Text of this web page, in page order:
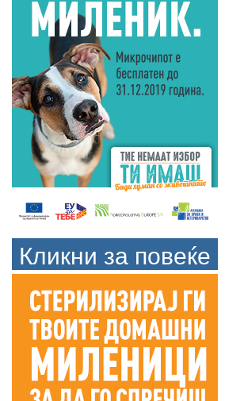
Кликни за повеќе